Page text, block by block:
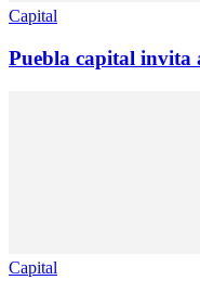
Capital
Puebla capital invita
Capital